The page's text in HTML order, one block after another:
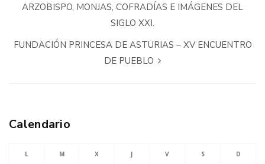
ARZOBISPO, MONJAS, COFRADÍAS E IMÁGENES DEL
SIGLO XXI.
FUNDACIÓN PRINCESA DE ASTURIAS – XV ENCUENTRO
DE PUEBLO
Calendario
L M X J V S D